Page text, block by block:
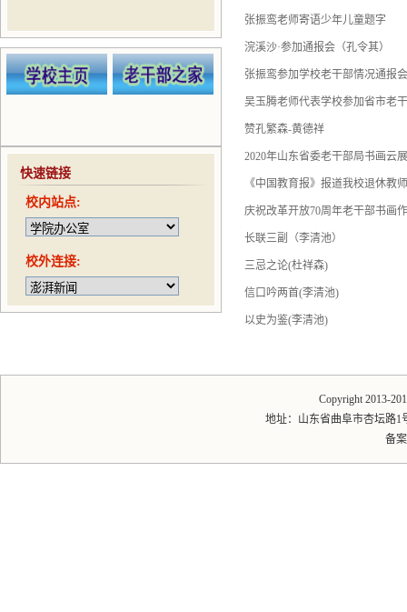
会议通知（20210506）
会议通知（20210422）
趣味运动会通知（20210416）
快速链接
校内站点:
校外连接:
张振鸾老师寄语少年儿童题字
浣溪沙·参加通报会（孔令其）
张振鸾参加学校老干部情况通报
吴玉腾老师代表学校参加省市老
赞孔繁森-黄德祥
2020年山东省委老干部局书画云
《中国教育报》报道我校退休教
庆祝改革开放70周年老干部书画
长联三副（李清池）
三忌之论(杜祥森)
信口吟两首(李清池)
以史为鉴(李清池)
Copyright 2013-
地址：山东省曲阜市杏坛路
备